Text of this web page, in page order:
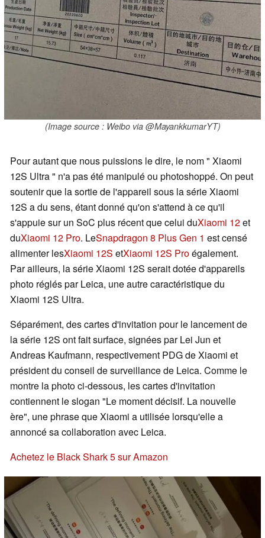
(Image source : Weibo via @MayankkumarYT)
Pour autant que nous puissions le dire, le nom " Xiaomi
12S Ultra " n'a pas été manipulé ou photoshoppé. On peut
soutenir que la sortie de l'appareil sous la série Xiaomi
12S a du sens, étant donné qu'on s'attend à ce qu'il
s'appuie sur un SoC plus récent que celui duXiaomi 12et
duXiaomi 12 Pro. LeSnapdragon 8 Plus Gen 1 est censé
alimenter lesXiaomi 12S etXiaomi 12S Proégalement.
Par ailleurs, la série Xiaomi 12S serait dotée d'appareils
photo réglés par Leica, une autre caractéristique du
Xiaomi 12S Ultra.
Séparément, des cartes d'invitation pour le lancement de
la série 12S ont fait surface, signées par Lei Jun et
Andreas Kaufmann, respectivement PDG de Xiaomi et
président du conseil de surveillance de Leica. Comme le
montre la photo ci-dessous, les cartes d'invitation
contiennent le slogan "Le moment décisif. La nouvelle
ère", une phrase que Xiaomi a utilisée lorsqu'elle a
annoncé sa collaboration avec Leica.
Achetez le Black Shark 5 sur Amazon